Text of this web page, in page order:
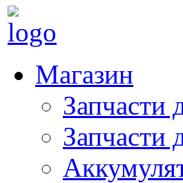
Магазин
Запчасти
Запчасти